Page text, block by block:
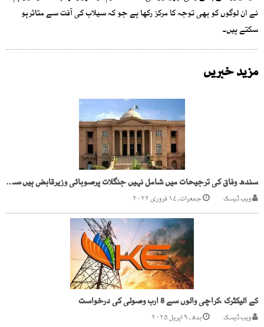
نے ان لوگوں کو بھی توجہ کا مرکز رکھا ہے جو کہ سیلاب کی آفت سے متاثرہو
سکتے ہیں۔
مزید خبریں
سندھ وفاق کی ترجیحات میں شامل نہیں جنگلات پرصوبائی وزیرقابض ہیں،سندھ ہائیکورٹ
ویب ڈیسک جمعرات, ۱۷ فروری ۲۰۲۲
کے الیکٹرک ،کراچی والوں سے 8 ارب وصولی کی درخواست
ویب ڈیسک بدھ, ۹ اپریل ۲۰۲۵